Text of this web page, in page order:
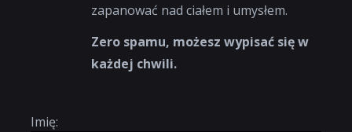
zapanować nad ciałem i umysłem.
Zero spamu, możesz wypisać się w
każdej chwili.
Imię: